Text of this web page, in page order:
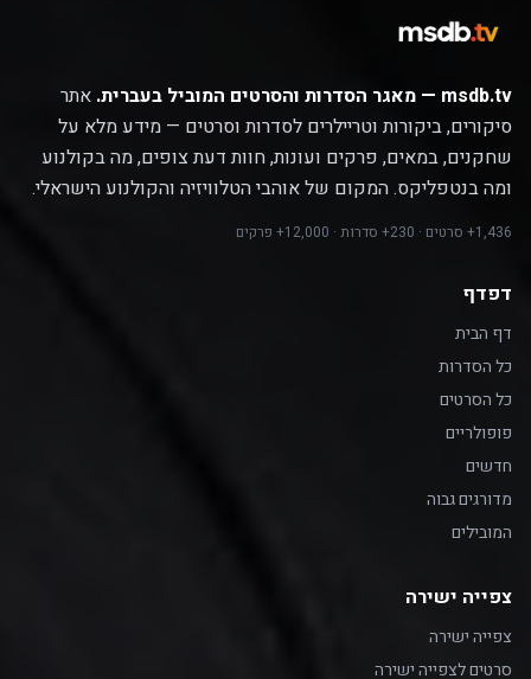
msdb.tv — מאגר הסדרות והסרטים המוביל בעברית.
אתר
סיקורים, ביקורות וטריילרים לסדרות וסרטים — מידע מלא על
שחקנים, במאים, פרקים ועונות, חוות דעת צופים, מה בקולנוע
ומה בנטפליקס. המקום של אוהבי הטלוויזיה והקולנוע הישראלי.
1,436+ סרטים · 230+ סדרות · 12,000+ פרקים
דפדף
דף הבית
כל הסדרות
כל הסרטים
פופולריים
חדשים
מדורגים גבוה
המובילים
צפייה ישירה
צפייה ישירה
סרטים לצפייה ישירה